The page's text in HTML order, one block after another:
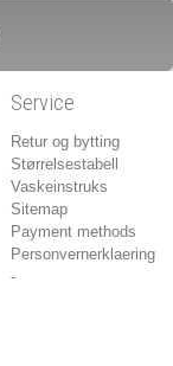
Service
Retur og bytting
Størrelsestabell
Vaskeinstruks
Sitemap
Payment methods
Personvernerklaering
-